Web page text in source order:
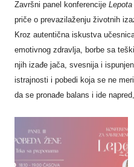
Završni panel konferencije
priče o prevazilaženju životnih
Kroz autentična iskustva
emotivnog zdravlja, borbe sa
njih izađe jača, svesnija i
istrajnosti i pobedi koja se ne
da se pronađe balans i ide